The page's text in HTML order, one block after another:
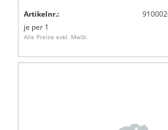
Artikelnr.:
je per 1
Alle Preise exkl. MwSt.